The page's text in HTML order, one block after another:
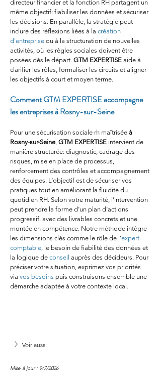
directeur financier et la fonction RH partagent un
même objectif: fiabiliser les données et sécuriser
les décisions. En parallèle, la stratégie peut
inclure des réflexions liées à la création
d'entreprise ou à la structuration de nouvelles
activités, où les règles sociales doivent être
posées dès le départ. GTM EXPERTISE aide à
clarifier les rôles, formaliser les circuits et aligner
les objectifs à court et moyen terme.
Comment GTM EXPERTISE accompagne
les entreprises à Rosny-sur-Seine
Pour une sécurisation sociale rh maîtrisée à
Rosny-sur-Seine, GTM EXPERTISE intervient de
manière structurée: diagnostic, cadrage des
risques, mise en place de processus,
renforcement des contrôles et accompagnement
des équipes. L’objectif est de sécuriser vos
pratiques tout en améliorant la fluidité du
quotidien RH. Selon votre maturité, l’intervention
peut prendre la forme d’un plan d’actions
progressif, avec des livrables concrets et une
montée en compétence. Notre méthode intègre
les dimensions clés comme le rôle de l’expert-
comptable, le besoin de fiabilité des données et
la logique de conseil auprès des décideurs. Pour
préciser votre situation, exprimez vos priorités
via vos besoins puis construisons ensemble une
démarche adaptée à votre contexte local.
Voir aussi
Mise à jour : 9/7/2026